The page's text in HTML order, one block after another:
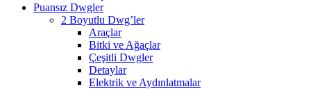
Puansız Dwgler
2 Boyutlu Dwg’ler
Araçlar
Bitki ve Ağaçlar
Çeşitli Dwgler
Detaylar
Elektrik ve Aydınlatmalar